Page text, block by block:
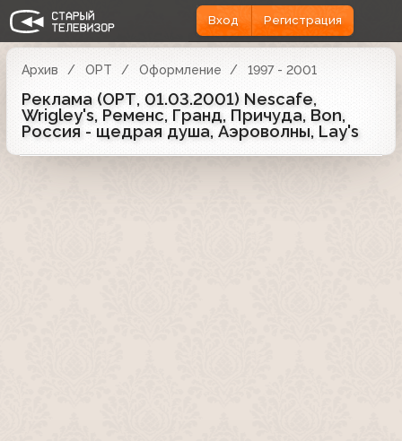
Вход Регистрация
Архив ОРТ Оформление 1997 - 2001
Реклама (ОРТ, 01.03.2001) Nescafe,
Wrigley's, Ременс, Гранд, Причуда, Bon,
Россия - щедрая душа, Аэроволны, Lay's